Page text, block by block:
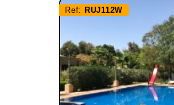
Ref: RUJ112W